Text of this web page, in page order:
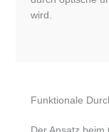
wird.
Funktionale